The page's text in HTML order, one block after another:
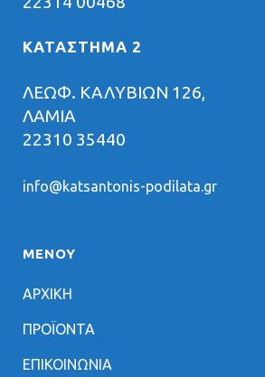
ΚΑΤΑΣΤΗΜΑ 2
ΛΕΩΦ. ΚΑΛΥΒΙΩΝ 126,
ΛΑΜΙΑ
22310 35440
info@katsantonis-podilata.gr
ΜΕΝΟΥ
ΑΡΧΙΚΗ
ΠΡΟΪΟΝΤΑ
ΕΠΙΚΟΙΝΩΝΙΑ